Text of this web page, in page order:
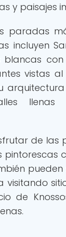
y paisajes
paradas
incluyen
blancas
vistas
de las
pintorescas
pueden
visitando
de